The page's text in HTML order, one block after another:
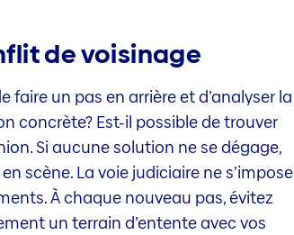
de voisinage
faire un pas en arrière et d’analyser la
concrète? Est-il possible de trouver
Si aucune solution ne se dégage,
scène. La voie judiciaire ne s’impose
À chaque nouveau pas, évitez
un terrain d’entente avec vos